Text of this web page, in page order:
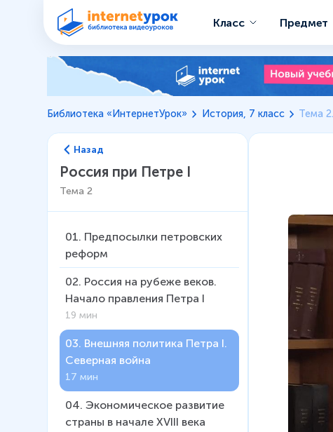
Класс Предмет
Библиотека «ИнтернетУрок» История, 7 класс Тема
Назад
Россия при Петре I
Тема 2
01. Предпосылки петровских
реформ
02. Россия на рубеже веков.
Начало правления Петра I
19 мин
03. Внешняя политика Петра I.
Северная война
17 мин
04. Экономическое развитие
страны в начале XVIII века